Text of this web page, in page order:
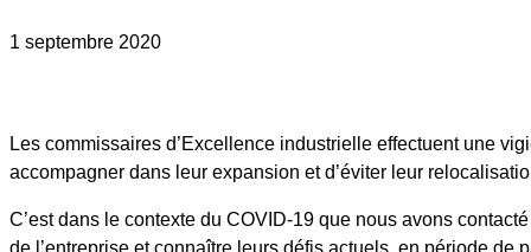
1 septembre 2020
Les commissaires d’Excellence industrielle effectuent une
accompagner dans leur expansion et d’éviter leur
C’est dans le contexte du COVID-19 que nous avons